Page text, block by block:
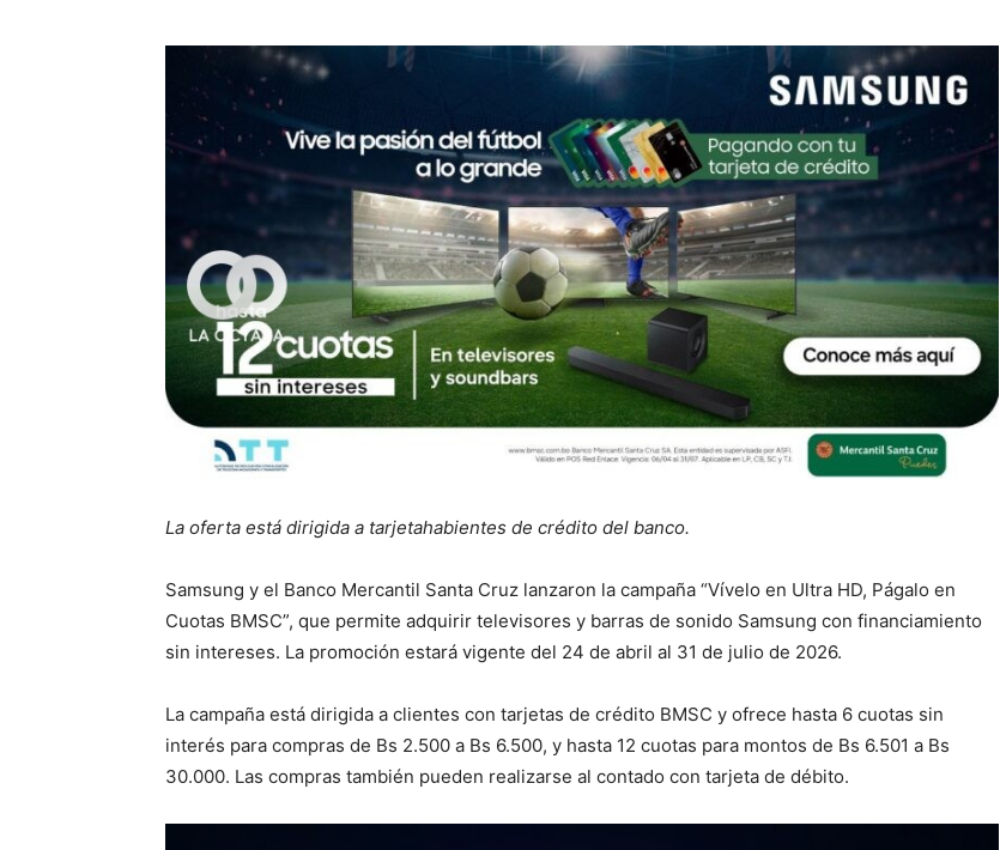
La oferta está dirigida a tarjetahabientes de crédito del banco.
Samsung y el Banco Mercantil Santa Cruz lanzaron la campaña “Vívelo en Ultra HD, Págalo en
Cuotas BMSC”, que permite adquirir televisores y barras de sonido Samsung con financiamiento
sin intereses. La promoción estará vigente del 24 de abril al 31 de julio de 2026.
La campaña está dirigida a clientes con tarjetas de crédito BMSC y ofrece hasta 6 cuotas sin
interés para compras de Bs 2.500 a Bs 6.500, y hasta 12 cuotas para montos de Bs 6.501 a Bs
30.000. Las compras también pueden realizarse al contado con tarjeta de débito.